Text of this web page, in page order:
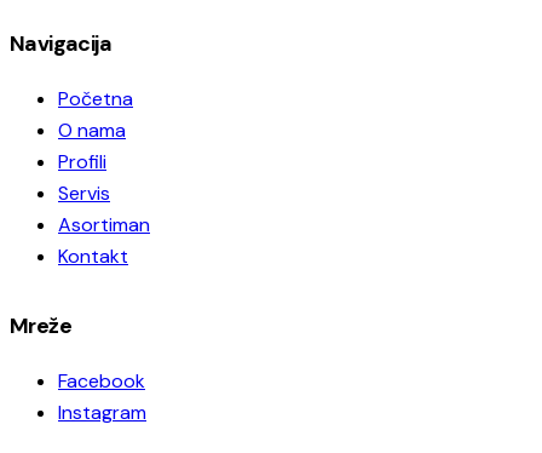
Navigacija
Početna
O nama
Profili
Servis
Asortiman
Kontakt
Mreže
Facebook
Instagram